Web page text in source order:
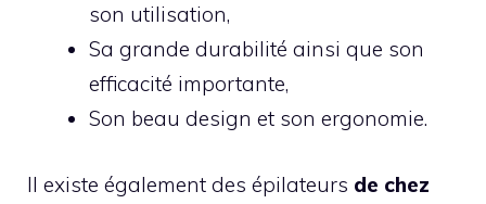
son utilisation,
Sa grande durabilité ainsi que son
efficacité importante,
Son beau design et son ergonomie.
Il existe également des épilateurs de chez